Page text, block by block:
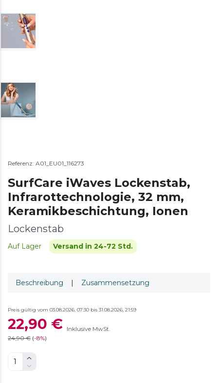
Referenz: A01_EU01_116273
SurfCare iWaves Lockenstab,
Infrarottechnologie, 32 mm,
Keramikbeschichtung, Ionen
Lockenstab
Auf Lager Versand in 24-72 Std.
Beschreibung | Zusammensetzung
Preis gültig vom 03.08.2026, 07:30 bis 31.08.2026, 21:59
22,90 € Inklusive MwSt.
24,90 € (-8%)